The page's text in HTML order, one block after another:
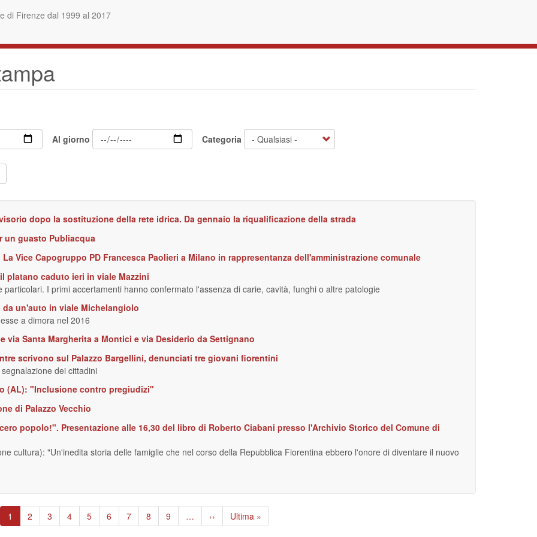
di Firenze dal 1999 al 2017
Al giorno Categoria
dopo la sostituzione della rete idrica. Da gennaio la riqualificazione della strada
un guasto Publiacqua
Vice Capogruppo PD Francesca Paolieri a Milano in rappresentanza dell'amministrazione comunale
platano caduto ieri in viale Mazzini
I primi accertamenti hanno confermato l'assenza di carie, cavità, funghi o altre patologie
un'auto in viale Michelangiolo
a dimora nel 2016
via Santa Margherita a Montici e via Desiderio da Settignano
scrivono sul Palazzo Bargellini, denunciati tre giovani fiorentini
dei cittadini
(AL): "Inclusione contro pregiudizi"
di Palazzo Vecchio
popolo!". Presentazione alle 16,30 del libro di Roberto Ciabani presso l'Archivio Storico del Comune di
cultura): "Un'inedita storia delle famiglie che nel corso della Repubblica Fiorentina ebbero l'onore di diventare il nuovo
Pagina
attuale
1 Page
2 Page
3 Page
4 Page
5 Page
6 Page
7 Page
8 Page
9 …
Pagina
successiva
››
Ultima
pagina
Ultima »